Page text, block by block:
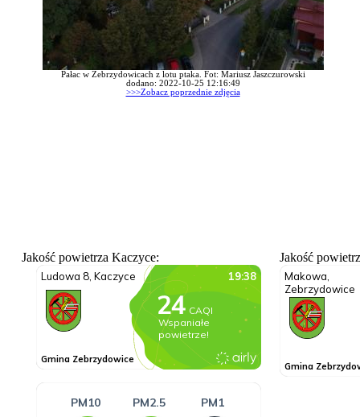
Pałac w Zebrzydowicach z lotu ptaka. Fot: Mariusz Jaszczurowski
dodano: 2022-10-25 12:16:49
>>>Zobacz poprzednie zdjęcia
Jakość powietrza Kaczyce: Jakość